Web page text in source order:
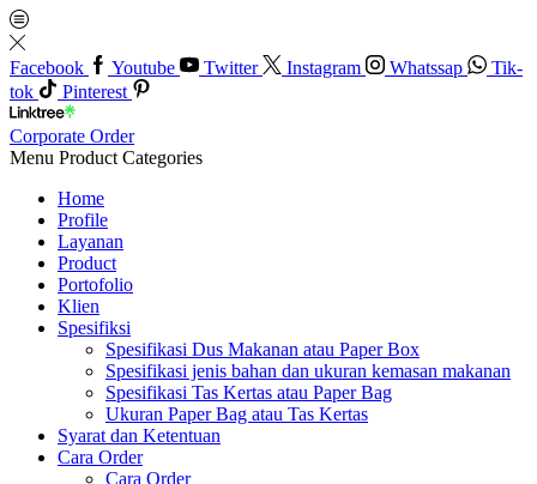
Facebook Youtube Twitter Instagram Whatssap
Tik-
tok
Pinterest
Corporate Order
Menu Product Categories
Home
Profile
Layanan
Product
Portofolio
Klien
Spesifiksi
Spesifikasi Dus Makanan atau Paper Box
Spesifikasi jenis bahan dan ukuran kemasan makanan
Spesifikasi Tas Kertas atau Paper Bag
Ukuran Paper Bag atau Tas Kertas
Syarat dan Ketentuan
Cara Order
Cara Order